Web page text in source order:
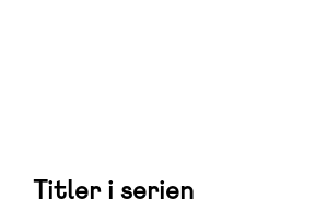
Titler i serien